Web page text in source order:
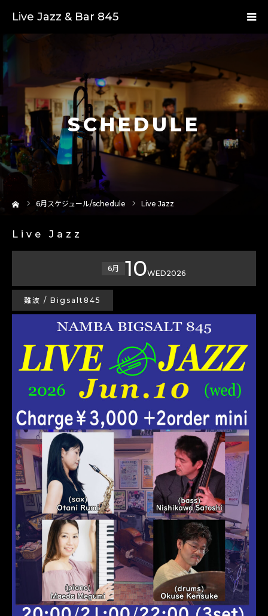
Live Jazz & Bar 845
SCHEDULE
6月スケジュール/schedule Live Jazz
Live Jazz
6月 10WED2026
難波 / Bigsalt845